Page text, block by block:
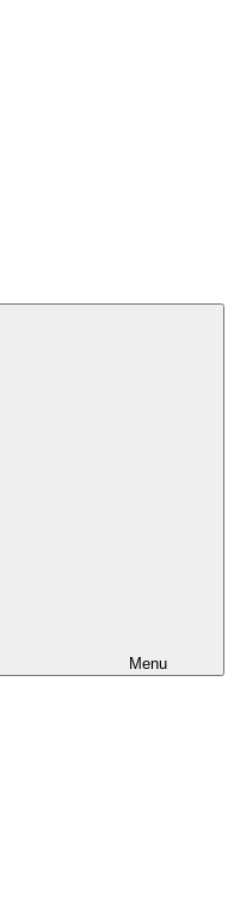
Menu